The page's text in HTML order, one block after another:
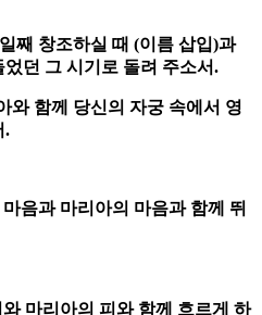
째 창조하실 때 (이름 삽입)과
던 그 시기로 돌려 주소서.
와 함께 당신의 자궁 속에서 영
.
음과 마리아의 마음과 함께 뛰
마리아의 피와 함께 흐르게 하